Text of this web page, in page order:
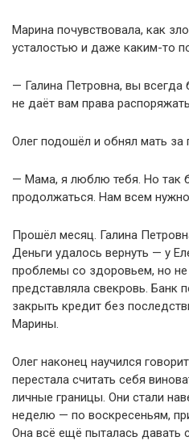
Марина почувствовала, как
усталостью и даже каким-то
— Галина Петровна, вы всегда
не даёт вам права
Олег подошёл и обнял мать за
— Мама, я люблю тебя. Но так
продолжаться. Нам всем
Прошёл месяц. Галина
Деньги удалось вернуть — у
проблемы со здоровьем, но
представляла свекровь. Банк
закрыть кредит без
Марины.
Олег наконец научился
перестала считать себя
личные границы. Они стали
неделю — по воскресеньям,
Она всё ещё пыталась давать